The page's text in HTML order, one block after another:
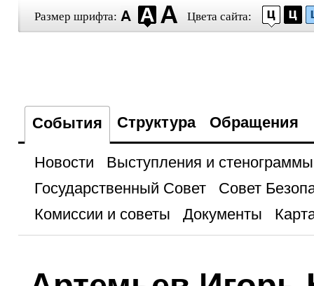
Размер шрифта: Цвета сайта:
События Структура Обращения
Новости
Выступления и стенограммы
Государственный Совет
Совет
Комиссии и советы
Документы